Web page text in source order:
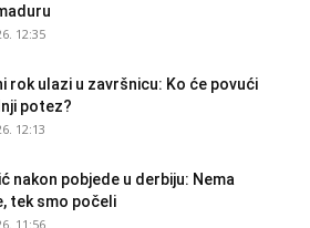
12:35
rok ulazi u završnicu: Ko će povući
potez?
12:13
nakon pobjede u derbiju: Nema
tek smo počeli
11:56